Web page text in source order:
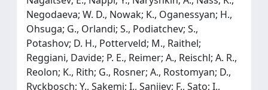
Negodaeva; W. D., Nowak; K., Oganessyan; H.,
Ohsuga; G., Orlandi; S., Podiatchev; S.,
Potashov; D. H., Potterveld; M., Raithel;
Reggiani, Davide; P. E., Reimer; A., Reischl; A. R.,
Reolon; K., Rith; G., Rosner; A., Rostomyan; D.,
Ryckbosch; Y., Sakemi; I., Sanjiev; F., Sato; I.,